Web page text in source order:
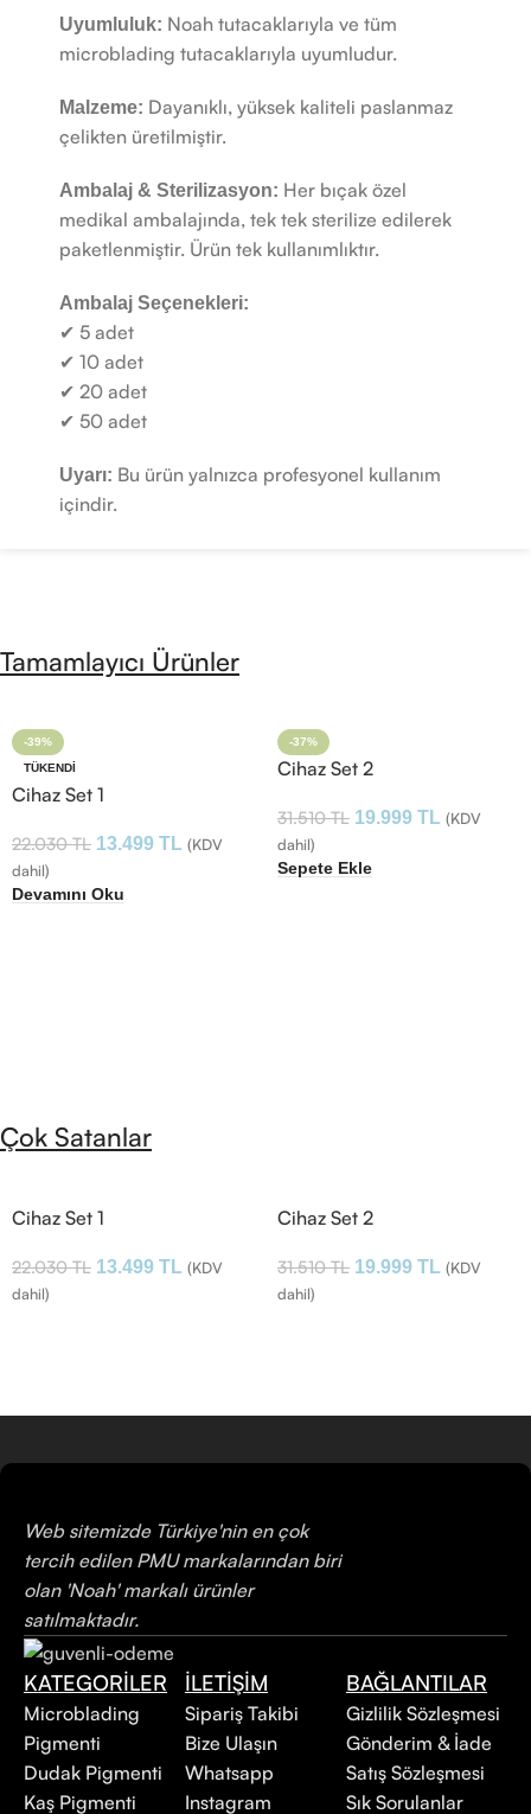
Uyumluluk: Noah tutacaklarıyla ve tüm
microblading tutacaklarıyla uyumludur.
Malzeme: Dayanıklı, yüksek kaliteli paslanmaz
çelikten üretilmiştir.
Ambalaj & Sterilizasyon: Her bıçak özel
medikal ambalajında, tek tek sterilize edilerek
paketlenmiştir. Ürün tek kullanımlıktır.
Ambalaj Seçenekleri:
✔ 5 adet
✔ 10 adet
✔ 20 adet
✔ 50 adet
Uyarı: Bu ürün yalnızca profesyonel kullanım
içindir.
Tamamlayıcı Ürünler
-39%
TÜKENDI
Cihaz Set 1
22.030TL 13.499 TL (KDV
dahil)
Devamını Oku
-37%
Cihaz Set 2
31.510TL 19.999 TL (KDV
dahil)
Sepete Ekle
Çok Satanlar
Cihaz Set 1
22.030TL 13.499 TL (KDV
dahil)
Cihaz Set 2
31.510TL 19.999 TL (KDV
dahil)
Web sitemizde Türkiye'nin en çok
tercih edilen PMU markalarından biri
olan 'Noah' markalı ürünler
satılmaktadır.
KATEGORİLER
Microblading
Pigmenti
Dudak Pigmenti
Kaş Pigmenti
İLETİŞİM
Sipariş Takibi
Bize Ulaşın
Whatsapp
Instagram
BAĞLANTILAR
Gizlilik Sözleşmesi
Gönderim & İade
Satış Sözleşmesi
Sık Sorulanlar